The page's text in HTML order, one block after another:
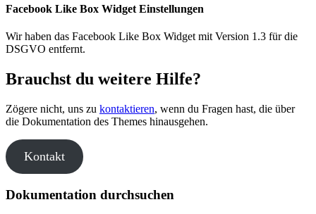
Facebook Like Box Widget Einstellungen
Wir haben das Facebook Like Box Widget mit Version 1.3 für die
DSGVO entfernt.
Brauchst du weitere Hilfe?
Zögere nicht, uns zu kontaktieren, wenn du Fragen hast, die über
die Dokumentation des Themes hinausgehen.
Kontakt
Dokumentation durchsuchen